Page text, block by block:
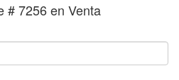
# 7256 en Venta